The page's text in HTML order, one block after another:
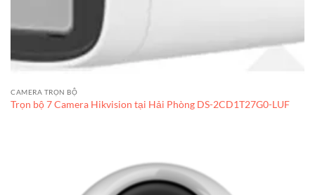
CAMERA TRỌN BỘ
Trọn bộ 7 Camera Hikvision tại Hải Phòng DS-2CD1T27G0-LUF